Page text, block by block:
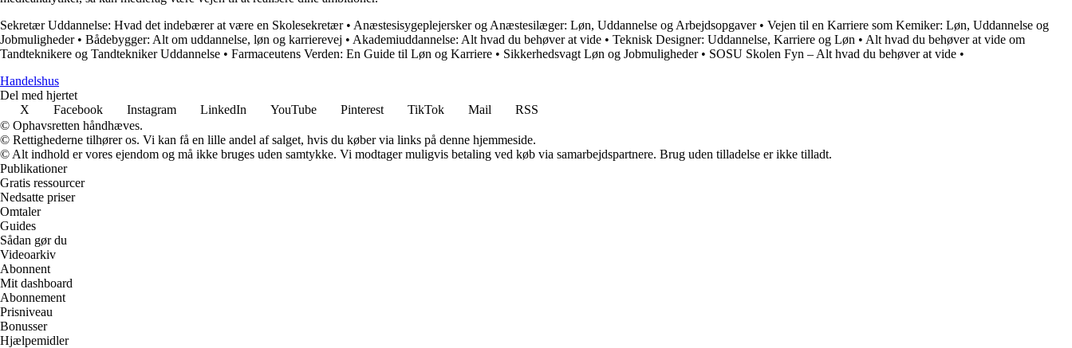
Sekretær Uddannelse: Hvad det indebærer at være en Skolesekretær• Anæstesisygeplejersker og Anæstesilæger: Løn, Uddannelse og Arbejdsopgaver• Vejen til en Karriere som Kemiker: Løn, Uddannelse og
Jobmuligheder• Bådebygger: Alt om uddannelse, løn og karrierevej • Akademiuddannelse: Alt hvad du behøver at vide • Teknisk Designer: Uddannelse, Karriere og Løn • Alt hvad du behøver at vide om
Tandteknikere og Tandtekniker Uddannelse • Farmaceutens Verden: En Guide til Løn og Karriere • Sikkerhedsvagt Løn og Jobmuligheder• SOSU Skolen Fyn – Alt hvad du behøver at vide •
Handelshus
Del med hjertet
X
Facebook Instagram LinkedIn YouTube Pinterest TikTok Mail
RSS
© Ophavsretten håndhæves.
© Rettighederne tilhører os. Vi kan få en lille andel af salget, hvis du køber via links på denne hjemmeside.
© Alt indhold er vores ejendom og må ikke bruges uden samtykke. Vi modtager muligvis betaling ved køb via samarbejdspartnere. Brug uden tilladelse er ikke tilladt.
Publikationer
Gratis ressourcer
Nedsatte priser
Omtaler
Guides
Sådan gør du
Videoarkiv
Abonnent
Mit dashboard
Abonnement
Prisniveau
Bonusser
Hjælpemidler